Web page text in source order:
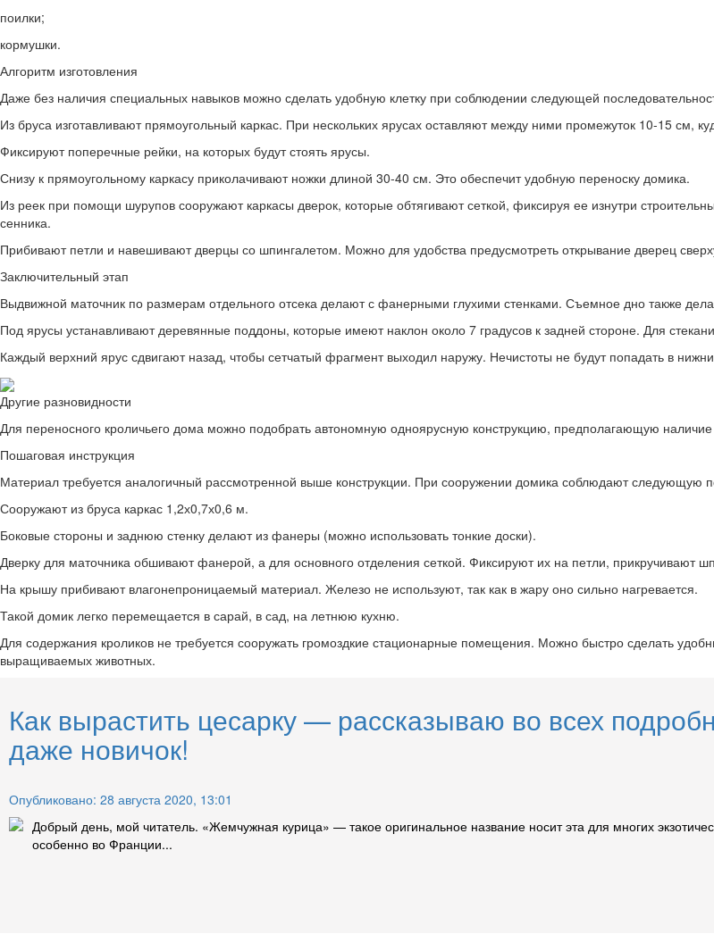
поилки;
кормушки.
Алгоритм изготовления
Даже без наличия специальных навыков можно сделать удобную клетку при соблюдении следующей
Из бруса изготавливают прямоугольный каркас. При нескольких ярусах оставляют между ними промежуток 10-15 см,
Фиксируют поперечные рейки, на которых будут стоять ярусы.
Снизу к прямоугольному каркасу приколачивают ножки длиной 30-40 см. Это обеспечит удобную переноску домика.
Из реек при помощи шурупов сооружают каркасы дверок, которые обтягивают сеткой, фиксируя ее изнутри
сенника.
Прибивают петли и навешивают дверцы со шпингалетом. Можно для удобства предусмотреть открывание дверец
Заключительный этап
Выдвижной маточник по размерам отдельного отсека делают с фанерными глухими стенками. Съемное дно также
Под ярусы устанавливают деревянные поддоны, которые имеют наклон около 7 градусов к задней стороне. Для
Каждый верхний ярус сдвигают назад, чтобы сетчатый фрагмент выходил наружу. Нечистоты не будут попадать в
Другие разновидности
Для переносного кроличьего дома можно подобрать автономную одноярусную конструкцию, предполагающую
Пошаговая инструкция
Материал требуется аналогичный рассмотренной выше конструкции. При сооружении домика соблюдают следующую
Сооружают из бруса каркас 1,2х0,7х0,6 м.
Боковые стороны и заднюю стенку делают из фанеры (можно использовать тонкие доски).
Дверку для маточника обшивают фанерой, а для основного отделения сеткой. Фиксируют их на петли, прикручивают
На крышу прибивают влагонепроницаемый материал. Железо не используют, так как в жару оно сильно нагревается.
Такой домик легко перемещается в сарай, в сад, на летнюю кухню.
Для содержания кроликов не требуется сооружать громоздкие стационарные помещения. Можно быстро сделать
выращиваемых животных.
Как вырастить цесарку — рассказываю во всех
даже новичок!
Опубликовано: 28 августа 2020, 13:01
Добрый день, мой читатель. «Жемчужная курица» — такое оригинальное название носит эта для многих
особенно во Франции...